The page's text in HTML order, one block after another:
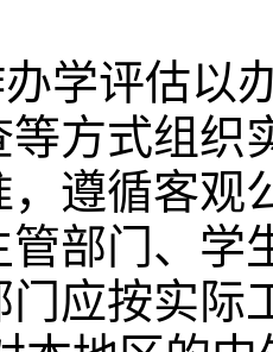
学评估以
等方式组织
，遵循客观
管部门、学
门应按实际